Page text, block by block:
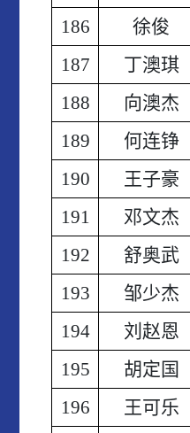
186
徐俊
187
丁澳琪
188
向澳杰
189
何连铮
190
王子豪
191
邓文杰
192
舒奥武
193
邹少杰
194
刘赵恩
195
胡定国
196
王可乐